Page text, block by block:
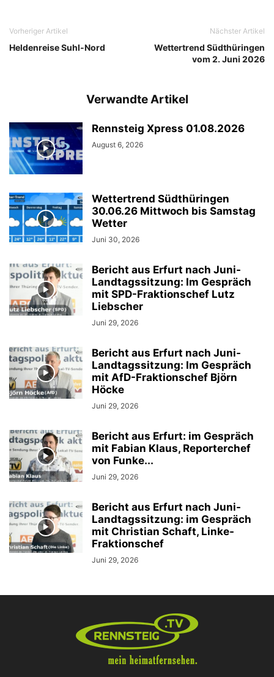
Vorheriger Artikel
Heldenreise Suhl-Nord
Nächster Artikel
Wettertrend Südthüringen
vom 2. Juni 2026
Verwandte Artikel
Rennsteig Xpress 01.08.2026
August 6, 2026
Wettertrend Südthüringen
30.06.26 Mittwoch bis Samstag
Wetter
Juni 30, 2026
Bericht aus Erfurt nach Juni-
Landtagssitzung: Im Gespräch
mit SPD-Fraktionschef Lutz
Liebscher
Juni 29, 2026
Bericht aus Erfurt nach Juni-
Landtagssitzung: Im Gespräch
mit AfD-Fraktionschef Björn
Höcke
Juni 29, 2026
Bericht aus Erfurt: im Gespräch
mit Fabian Klaus, Reporterchef
von Funke...
Juni 29, 2026
Bericht aus Erfurt nach Juni-
Landtagssitzung: im Gespräch
mit Christian Schaft, Linke-
Fraktionschef
Juni 29, 2026